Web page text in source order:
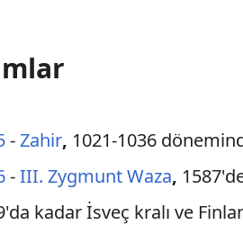
-Zahir, 1021-1036
-III. Zygmunt Waza,
kadar İsveç kralı ve